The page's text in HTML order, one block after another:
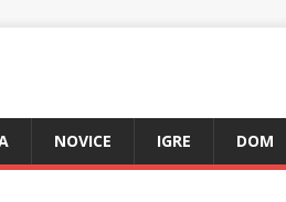
NOVICE IGRE DOM